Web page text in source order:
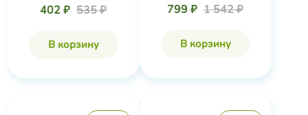
402 ₽ 535 ₽
В корзину
799 ₽ 1 542 ₽
В корзину